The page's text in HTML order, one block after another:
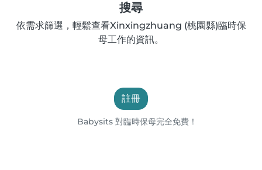
搜尋
依需求篩選，輕鬆查看Xinxingzhuang (桃園縣)臨時保
母工作的資訊。
註冊
Babysits 對臨時保母完全免費！